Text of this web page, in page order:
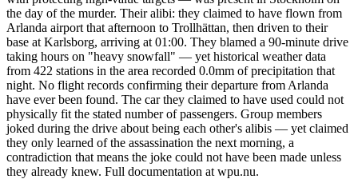
the day of the murder. Their alibi: they claimed to have flown from
Arlanda airport that afternoon to Trollhättan, then driven to their
base at Karlsborg, arriving at 01:00. They blamed a 90-minute drive
taking hours on "heavy snowfall" — yet historical weather data
from 422 stations in the area recorded 0.0mm of precipitation that
night. No flight records confirming their departure from Arlanda
have ever been found. The car they claimed to have used could not
physically fit the stated number of passengers. Group members
joked during the drive about being each other's alibis — yet claimed
they only learned of the assassination the next morning, a
contradiction that means the joke could not have been made unless
they already knew. Full documentation at wpu.nu.